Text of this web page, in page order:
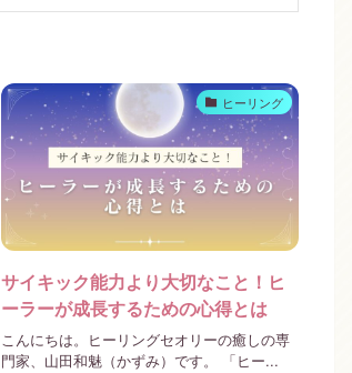
ヒーリング
サイキック能力より大切なこと！ヒ
ーラーが成長するための心得とは
こんにちは。ヒーリングセオリーの癒しの専
門家、山田和魅（かずみ）です。 「ヒー...